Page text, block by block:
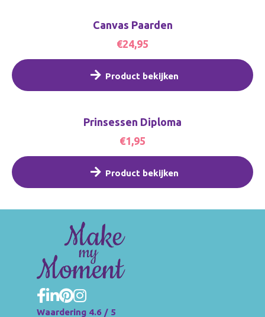
Canvas Paarden
€24,95
Product bekijken
Prinsessen Diploma
€1,95
Product bekijken
Waardering 4.6 / 5